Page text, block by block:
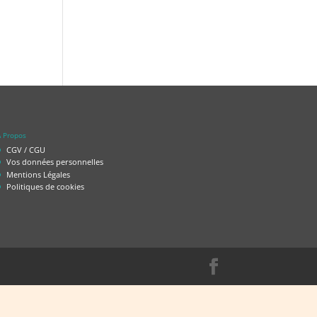
Propos
CGV / CGU
Vos données personnelles
Mentions Légales
Politiques de cookies